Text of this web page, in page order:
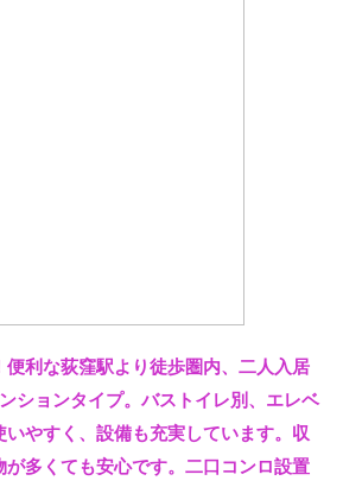
便利な荻窪駅より徒歩圏内、二人入居
ションタイプ。バストイレ別、エレベ
いやすく、設備も充実しています。収
多くても安心です。二口コンロ設置